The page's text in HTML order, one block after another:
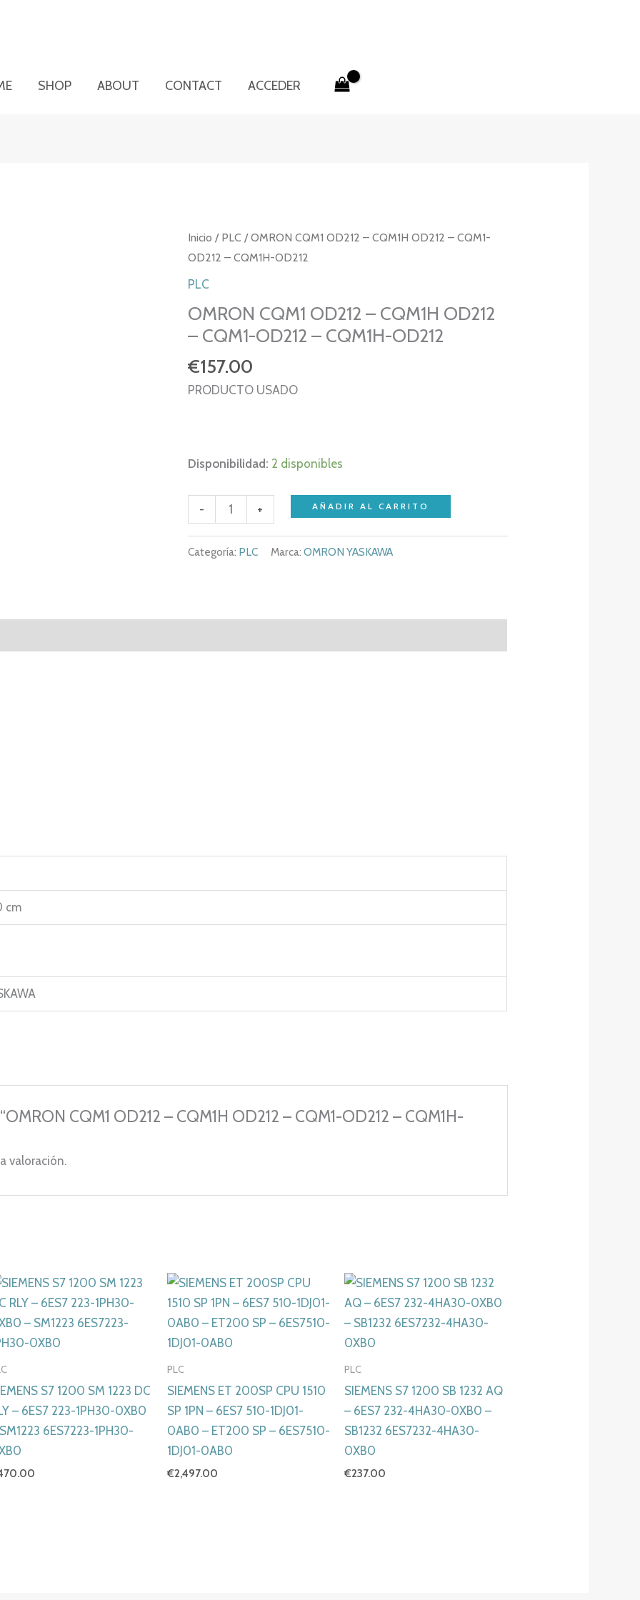
SHOP ABOUT CONTACT ACCEDER
Inicio / PLC / OMRON CQM1 OD212 – CQM1H OD212 – CQM1-
OD212 – CQM1H-OD212
PLC
OMRON CQM1 OD212 – CQM1H OD212
– CQM1-OD212 – CQM1H-OD212
€157.00
PRODUCTO USADO
Disponibilidad: 2 disponibles
-
OMRON
CQM1
-
+ AÑADIR AL CARRITO
Categoría: PLC Marca: OMRON YASKAWA
cm
CQM1 OD212 – CQM1H OD212 – CQM1-OD212 – CQM1H-
valoración.
S7 1200 SM 1223 DC
– 6ES7 223-1PH30-0XB0
6ES7223-1PH30-
PLC
SIEMENS ET 200SP CPU 1510
SP 1PN – 6ES7 510-1DJ01-
0AB0 – ET200 SP – 6ES7510-
1DJ01-0AB0
€2,497.00
PLC
SIEMENS S7 1200 SB 1232 AQ
– 6ES7 232-4HA30-0XB0 –
SB1232 6ES7232-4HA30-
0XB0
€237.00